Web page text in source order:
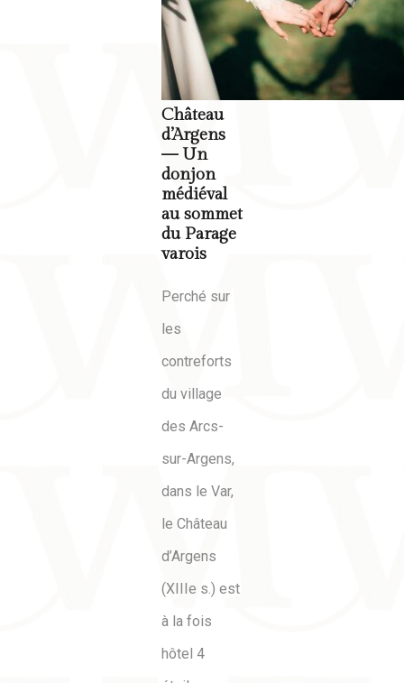
Château
d’Argens
— Un
donjon
médiéval
au sommet
du Parage
varois
Perché sur
les
contreforts
du village
des Arcs-
sur-Argens,
dans le Var,
le Château
d’Argens
(XIIIe s.) est
à la fois
hôtel 4